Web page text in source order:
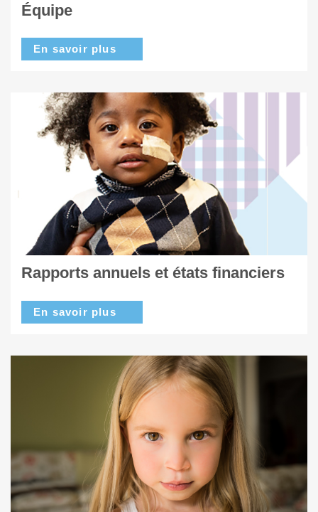
Équipe
En savoir plus
Rapports annuels et états financiers
En savoir plus